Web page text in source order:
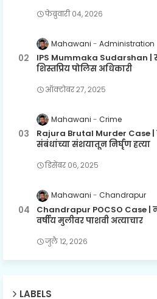
फेब्रुवारी ०४, २०२६
Mahawani Administration
IPS Mummaka Sudarshan |
शिस्तप्रिय पोलिस अधिकारी
ऑक्टोबर २७, २०२५
Mahawani Crime
Rajura Brutal Murder Case |
संबंधांच्या संशयातून निर्घृण हत्या
डिसेंबर ०६, २०२५
Mahawani Chandrapur
Chandrapur POCSO Case |
वर्षीय मुलीवर पाशवी अत्याचार
जुलै १२, २०२६
LABELS